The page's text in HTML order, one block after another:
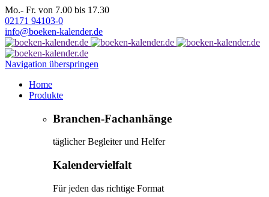
Mo.- Fr. von 7.00 bis 17.30
02171 94103-0
info@boeken-kalender.de
Navigation überspringen
Home
Produkte
Branchen-Fachanhänge
täglicher Begleiter und Helfer
Kalendervielfalt
Für jeden das richtige Format